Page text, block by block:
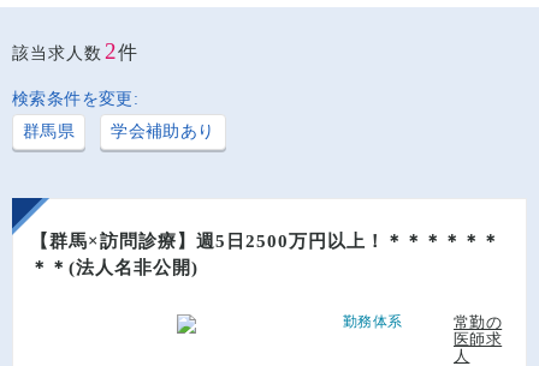
該当求人数 2件
検索条件を変更:
群馬県
学会補助あり
【群馬×訪問診療】週5日2500万円以上！＊＊＊＊＊＊
＊＊(法人名非公開)
勤務体系
常勤の
医師求
人